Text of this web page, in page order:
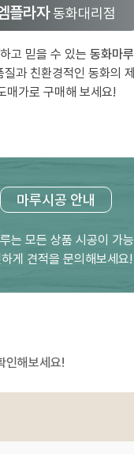
플라자동화대리점
고 믿을 수 있는 동화마
질과 친환경적인 동화의
매가로 구매해 보세요!
마루시공 안내
는 모든 상품 시공이 가
게 견적을 문의해보세요!
인해보세요!